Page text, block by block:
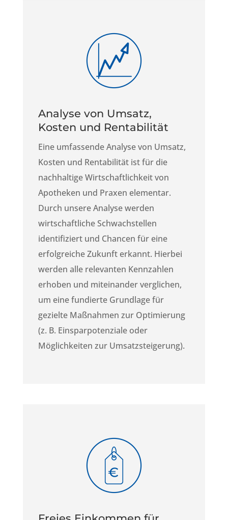
Analyse von Umsatz,
Kosten und Rentabilität
Eine umfassende Analyse von Umsatz,
Kosten und Rentabilität ist für die
nachhaltige Wirtschaftlichkeit von
Apotheken und Praxen elementar.
Durch unsere Analyse werden
wirtschaftliche Schwachstellen
identifiziert und Chancen für eine
erfolgreiche Zukunft erkannt. Hierbei
werden alle relevanten Kennzahlen
erhoben und miteinander verglichen,
um eine fundierte Grundlage für
gezielte Maßnahmen zur Optimierung
(z. B. Einsparpotenziale oder
Möglichkeiten zur Umsatzsteigerung).